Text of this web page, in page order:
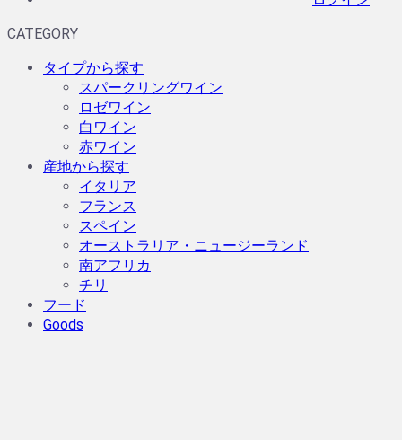
CATEGORY
タイプから探す
スパークリングワイン
ロゼワイン
白ワイン
赤ワイン
産地から探す
イタリア
フランス
スペイン
オーストラリア・ニュージーランド
南アフリカ
チリ
フード
Goods